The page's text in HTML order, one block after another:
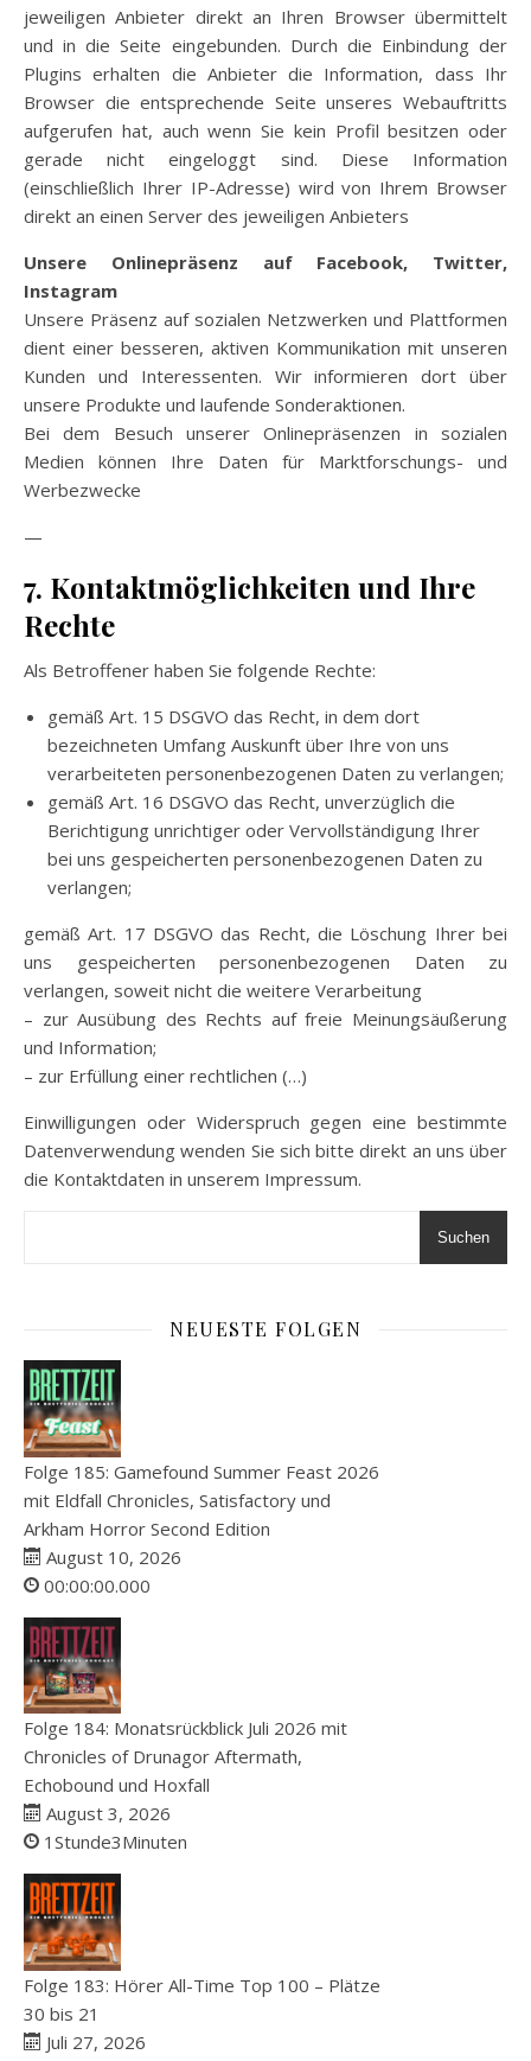
jeweiligen Anbieter direkt an Ihren Browser übermittelt
und in die Seite eingebunden. Durch die Einbindung der
Plugins erhalten die Anbieter die Information, dass Ihr
Browser die entsprechende Seite unseres Webauftritts
aufgerufen hat, auch wenn Sie kein Profil besitzen oder
gerade nicht eingeloggt sind. Diese Information
(einschließlich Ihrer IP-Adresse) wird von Ihrem Browser
direkt an einen Server des jeweiligen Anbieters
Unsere Onlinepräsenz auf Facebook, Twitter,
Instagram
Unsere Präsenz auf sozialen Netzwerken und Plattformen
dient einer besseren, aktiven Kommunikation mit unseren
Kunden und Interessenten. Wir informieren dort über
unsere Produkte und laufende Sonderaktionen.
Bei dem Besuch unserer Onlinepräsenzen in sozialen
Medien können Ihre Daten für Marktforschungs- und
Werbezwecke
—
7. Kontaktmöglichkeiten und Ihre
Rechte
Als Betroffener haben Sie folgende Rechte:
gemäß Art. 15 DSGVO das Recht, in dem dort
bezeichneten Umfang Auskunft über Ihre von uns
verarbeiteten personenbezogenen Daten zu verlangen;
gemäß Art. 16 DSGVO das Recht, unverzüglich die
Berichtigung unrichtiger oder Vervollständigung Ihrer
bei uns gespeicherten personenbezogenen Daten zu
verlangen;
gemäß Art. 17 DSGVO das Recht, die Löschung Ihrer bei
uns gespeicherten personenbezogenen Daten zu
verlangen, soweit nicht die weitere Verarbeitung
– zur Ausübung des Rechts auf freie Meinungsäußerung
und Information;
– zur Erfüllung einer rechtlichen (…)
Einwilligungen oder Widerspruch gegen eine bestimmte
Datenverwendung wenden Sie sich bitte direkt an uns über
die Kontaktdaten in unserem Impressum.
Suchen
NEUESTE FOLGEN
Folge 185: Gamefound Summer Feast 2026
mit Eldfall Chronicles, Satisfactory und
Arkham Horror Second Edition
August 10, 2026
00:00:00.000
Folge 184: Monatsrückblick Juli 2026 mit
Chronicles of Drunagor Aftermath,
Echobound und Hoxfall
August 3, 2026
1Stunde3Minuten
Folge 183: Hörer All-Time Top 100 – Plätze
30 bis 21
Juli 27, 2026